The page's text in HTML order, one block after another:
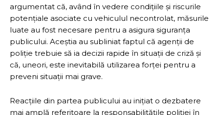
argumentat că, având în vedere condițiile și riscurile
potențiale asociate cu vehiculul necontrolat, măsurile
luate au fost necesare pentru a asigura siguranța
publicului. Aceștia au subliniat faptul că agenții de
poliție trebuie să ia decizii rapide în situații de criză și
că, uneori, este inevitabilă utilizarea forței pentru a
preveni situații mai grave.
Reacțiile din partea publicului au inițiat o dezbatere
mai amplă referitoare la responsabilitățile poliției în